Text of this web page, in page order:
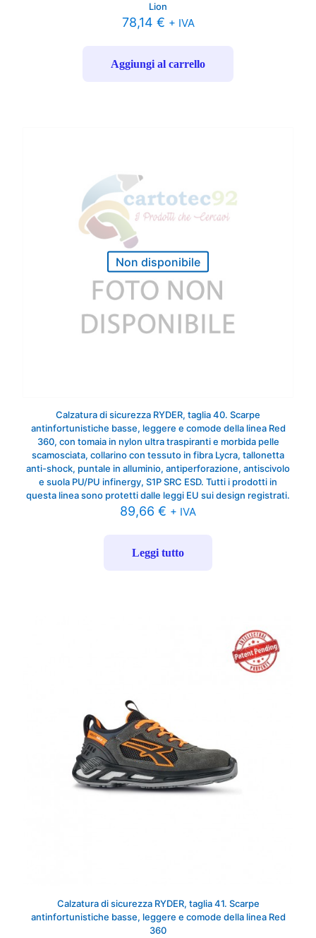
Lion
78,14 € + IVA
Aggiungi al carrello
Non disponibile
Calzatura di sicurezza RYDER, taglia 40. Scarpe
antinfortunistiche basse, leggere e comode della linea Red
360, con tomaia in nylon ultra traspiranti e morbida pelle
scamosciata, collarino con tessuto in fibra Lycra, tallonetta
anti-shock, puntale in alluminio, antiperforazione, antiscivolo
e suola PU/PU infinergy, S1P SRC ESD. Tutti i prodotti in
questa linea sono protetti dalle leggi EU sui design registrati.
89,66 € + IVA
Leggi tutto
Calzatura di sicurezza RYDER, taglia 41. Scarpe
antinfortunistiche basse, leggere e comode della linea Red
360